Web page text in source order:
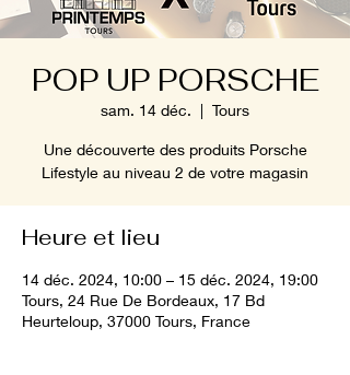
POP UP PORSCHE
sam. 14 déc.
  |
Tours
Une découverte des produits Porsche
Lifestyle au niveau 2 de votre magasin
Heure et lieu
14 déc. 2024, 10:00 – 15 déc. 2024, 19:00
Tours, 24 Rue De Bordeaux, 17 Bd
Heurteloup, 37000 Tours, France